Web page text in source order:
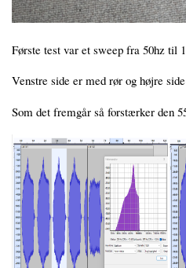
Første test var et sweep fra 50hz til
Venstre side er med rør og højre
Som det fremgår så forstærker den